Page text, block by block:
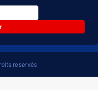
reservés